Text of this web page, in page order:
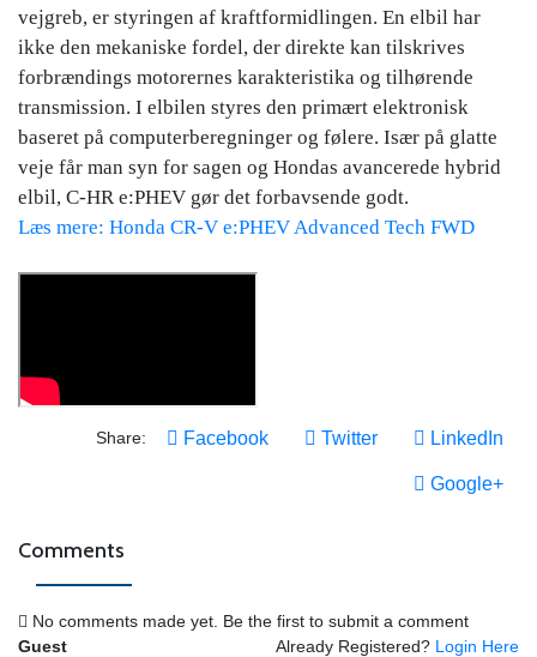
vejgreb, er styringen af kraftformidlingen. En elbil har
ikke den mekaniske fordel, der direkte kan tilskrives
forbrændings motorernes karakteristika og tilhørende
transmission. I elbilen styres den primært elektronisk
baseret på computerberegninger og følere. Især på glatte
veje får man syn for sagen og Hondas avancerede hybrid
elbil, C-HR e:PHEV gør det forbavsende godt.
Læs mere: Honda CR-V e:PHEV Advanced Tech FWD
Share: Facebook Twitter LinkedIn
Google+
Comments
No comments made yet. Be the first to submit a comment
Already Registered? Login Here
Guest